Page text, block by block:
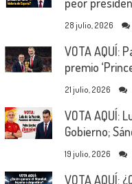
28 julio, 2026
VOTA AQUÍ:
premio
21 julio, 2026
VOTA AQUÍ:
Gobierno;
19 julio, 2026
VOTA AQUÍ: